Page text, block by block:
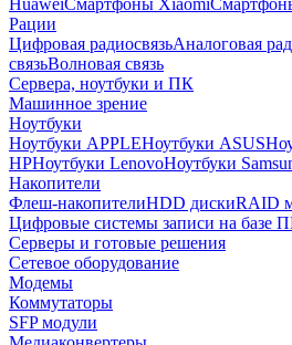
HuaweiСмартфоны Xiaomi
Рации
Цифровая радиосвязьАналоговая
связьВолновая связь
Сервера, ноутбуки и ПК
Машинное зрение
Ноутбуки
Ноутбуки APPLEНоутбуки ASUS
HPНоутбуки LenovoНоутбуки
Накопители
Флеш-накопителиHDD дискиRAID
Цифровые системы записи на базе
Серверы и готовые решения
Сетевое оборудование
Модемы
Коммутаторы
SFP модули